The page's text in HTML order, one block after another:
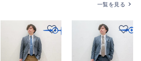
一覧を見る